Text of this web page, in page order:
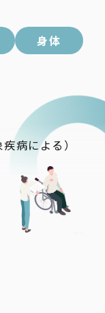
身体
病による）